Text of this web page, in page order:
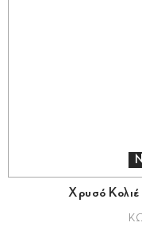
Χρυσό Κολιέ με